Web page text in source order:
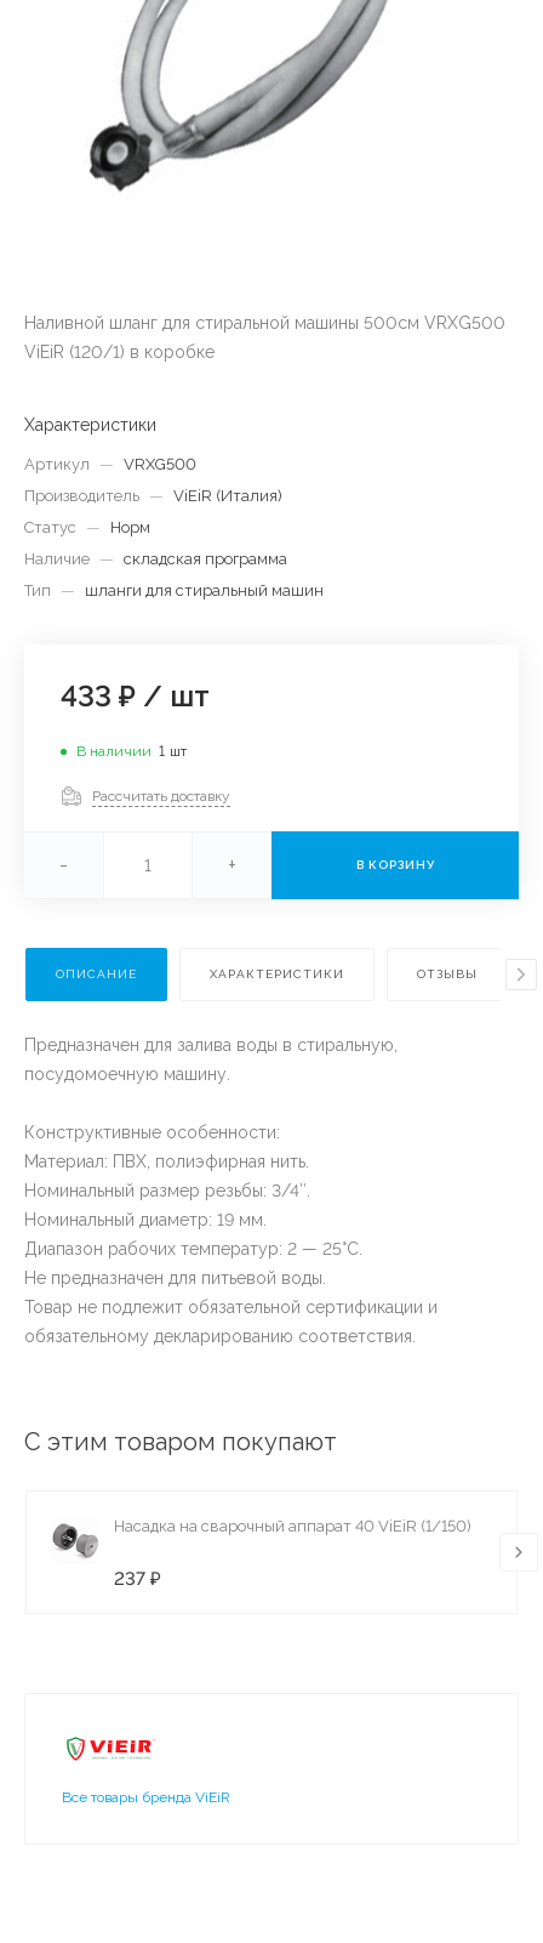
Наливной шланг для стиральной машины 500см VRXG500
ViEiR (120/1) в коробке
Характеристики
Артикул — VRXG500
Производитель — ViEiR (Италия)
Статус
—
Норм
Наличие — складская программа
Тип
— шланги для стиральный машин
433 ₽ / шт
В наличии 1 шт
Рассчитать доставку
- + В КОРЗИНУ
ОПИСАНИЕ ХАРАКТЕРИСТИКИ ОТЗЫВЫ
Предназначен для залива воды в стиральную,
посудомоечную машину.
Конструктивные особенности:
Материал: ПВХ, полиэфирная нить.
Номинальный размер резьбы: 3/4″.
Номинальный диаметр: 19 мм.
Диапазон рабочих температур: 2 — 25°С.
Не предназначен для питьевой воды.
Товар не подлежит обязательной сертификации и
обязательному декларированию соответствия.
С этим товаром покупают
Насадка на сварочный аппарат 40 ViEiR (1/150)
237 ₽
Все товары бренда ViEiR